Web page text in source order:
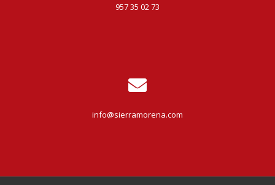
957 35 02 73
info@sierramorena.com